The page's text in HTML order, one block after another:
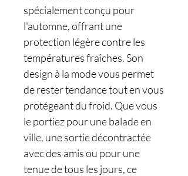
spécialement conçu pour
l'automne, offrant une
protection légère contre les
températures fraîches. Son
design à la mode vous permet
de rester tendance tout en vous
protégeant du froid. Que vous
le portiez pour une balade en
ville, une sortie décontractée
avec des amis ou pour une
tenue de tous les jours, ce